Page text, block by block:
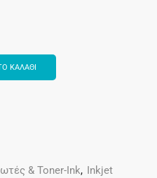
ΚΑΛΑΘΙ
& Toner-Ink,
Inkjet